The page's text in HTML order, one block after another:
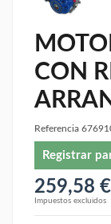
CON
Referencia
Registrar
259,58 €
Impuestos excluidos